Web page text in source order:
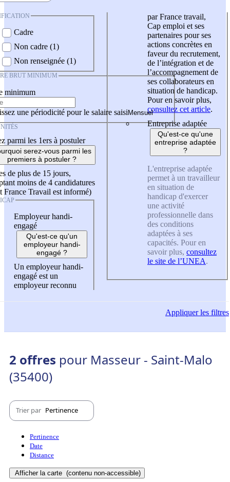
Cadre
Non cadre (1)
Non renseignée (1)
BRUT MINIMUM
minimum
une périodicité pour le salaire saisi
parmi les 1ers à postuler
serez-vous parmi les
premiers à postuler ?
de plus de 15 jours,
moins de 4 candidatures
France Travail est informé)
Employeur handi-
engagé
Qu'est-ce qu'un
employeur handi-
engagé ?
Un employeur handi-
engagé est un
employeur reconnu
par France travail,
Cap emploi et ses
partenaires pour ses
actions concrètes en
faveur du recrutement,
de l’intégration et de
l’accompagnement de
ses collaborateurs en
situation de handicap.
Pour en savoir plus,
consultez cet article.
Entreprise adaptée
Qu'est-ce qu'une
entreprise adaptée
?
L'entreprise adaptée
permet à un travailleur
en situation de
handicap d'exercer
une activité
professionnelle dans
des conditions
adaptées à ses
capacités. Pour en
savoir plus, consultez
le site de l’UNEA.
Appliquerles filtres
2 offres pour Masseur - Saint-Malo
(35400)
Trier par Pertinence
Pertinence
Date
Distance
Afficher la carte (contenu non-accessible)